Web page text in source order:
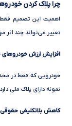
چرا پلاک کردن
اهمیت این تصمیم فقط
تغییر می‌تواند چند اثر
افزایش ارزش خودروهای
خودرویی که فقط در
نمونه دارای پلاک ملی
کاهش بلاتکلیفی حقوقی